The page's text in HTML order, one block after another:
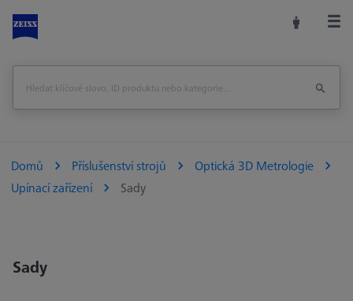
Domů Příslušenství strojů
Optická 3D Metrologie
Upínací zařízení
Sady
Sady